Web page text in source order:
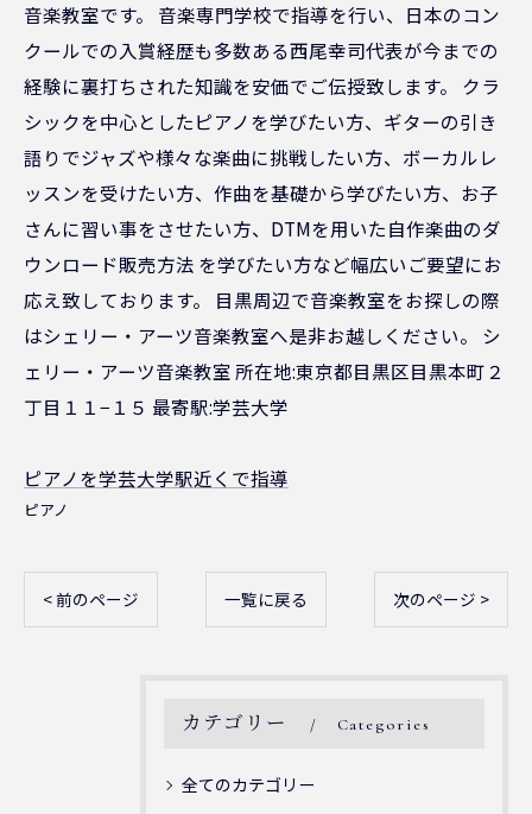
音楽教室です。 音楽専門学校で指導を行い、日本のコン
クールでの入賞経歴も多数ある西尾幸司代表が今までの
経験に裏打ちされた知識を安価でご伝授致します。 クラ
シックを中心としたピアノを学びたい方、ギターの引き
語りでジャズや様々な楽曲に挑戦したい方、ボーカルレ
ッスンを受けたい方、作曲を基礎から学びたい方、お子
さんに習い事をさせたい方、DTMを用いた自作楽曲のダ
ウンロード販売方法 を学びたい方など幅広いご要望にお
応え致しております。 目黒周辺で音楽教室をお探しの際
はシェリー・アーツ音楽教室へ是非お越しください。 シ
ェリー・アーツ音楽教室 所在地:東京都目黒区目黒本町２
丁目１１−１５ 最寄駅:学芸大学
ピアノを学芸大学駅近くで指導
ピアノ
< 前のページ 一覧に戻る 次のページ >
カテゴリー Categories
全てのカテゴリー